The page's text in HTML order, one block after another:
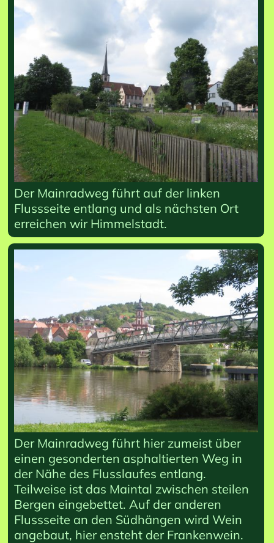
Der Mainradweg führt auf der linken
Flussseite entlang und als nächsten Ort
erreichen wir Himmelstadt.
Der Mainradweg führt hier zumeist über
einen gesonderten asphaltierten Weg in
der Nähe des Flusslaufes entlang.
Teilweise ist das Maintal zwischen steilen
Bergen eingebettet. Auf der anderen
Flussseite an den Südhängen wird Wein
angebaut, hier ensteht der Frankenwein.